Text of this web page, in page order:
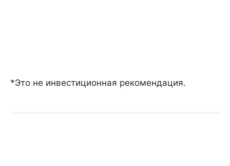
*Это не инвестиционная рекомендация.